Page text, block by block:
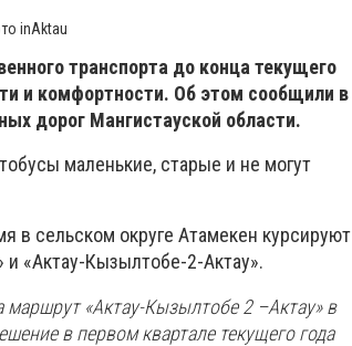
inAktau
транспорта до конца текущего
и комфортности. Об этом сообщили в
дорог Мангистауской области.
маленькие, старые и не могут
в сельском округе Атамекен курсируют
«Актау-Кызылтобе-2-Актау».
«Актау-Кызылтобе 2 –Актау» в
в первом квартале текущего года